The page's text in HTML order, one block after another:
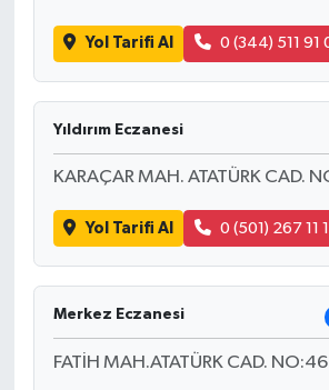
Yol Tarifi Al 0 (344) 511 91
Yıldırım Eczanesi
KARAÇAR MAH. ATATÜRK CAD.
Yol Tarifi Al 0 (501) 267 11
Merkez Eczanesi
FATİH MAH.ATATÜRK CAD.